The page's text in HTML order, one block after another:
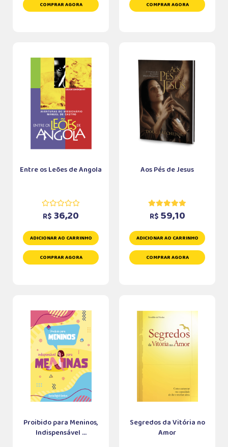
COMPRAR AGORA COMPRAR AGORA
Entre os Leões de Angola
R$ 36,20
ADICIONAR AO CARRINHO
COMPRAR AGORA
Aos Pés de Jesus
R$ 59,10
ADICIONAR AO CARRINHO
COMPRAR AGORA
Proibido para Meninos,
Indispensável ...
Segredos da Vitória no
Amor